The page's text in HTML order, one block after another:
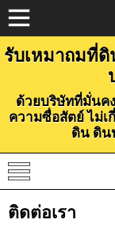
รับเหมาถมที่ดิ
ด้วยบริษัทที่มั่นค
ความซื่อสัตย์ ไม่เ
ดิน ดิน
ติดต่อเรา